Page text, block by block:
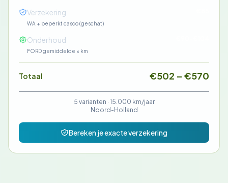
Verzekering
WA + beperkt casco (geschat)
Onderhoud
FORD gemiddelde × km
Totaal €502 – €570
5 varianten · 15.000 km/jaar
Noord-Holland
Bereken je exacte verzekering